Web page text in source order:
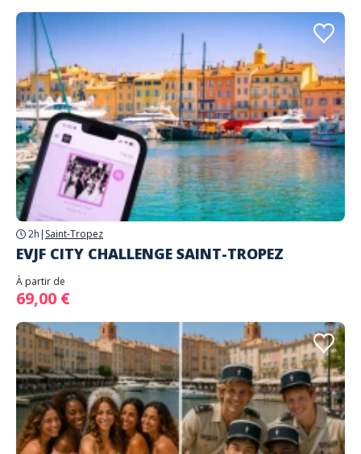
2h | Saint-Tropez
EVJF CITY CHALLENGE SAINT-TROPEZ
À partir de
69,00 €